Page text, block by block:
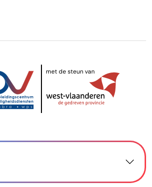
met de steun van